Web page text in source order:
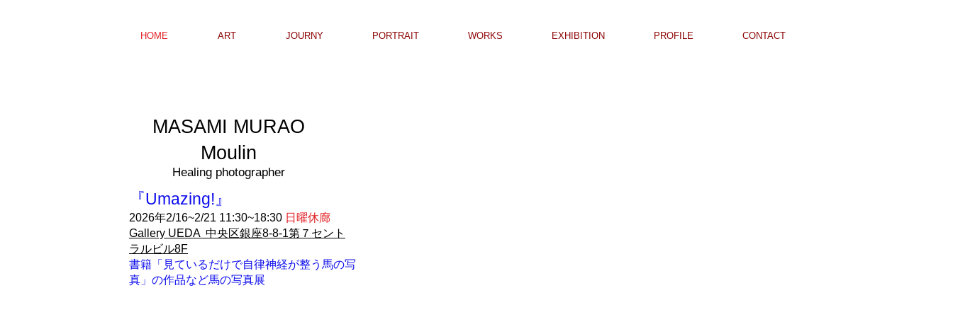
HOME ART JOURNY PORTRAIT WORKS EXHIBITION PROFILE CONTACT
MASAMI MURAO
Moulin
Healing photographer
『Umazing! 』
2026​年2/16~2/21 11:30~18:30 日曜休廊
Gallery UEDA 中央区銀座8-8-1​第７セント
ラルビル8F
書籍「見ているだけで自律神経が整う馬の写
真」の作品など馬の写真展